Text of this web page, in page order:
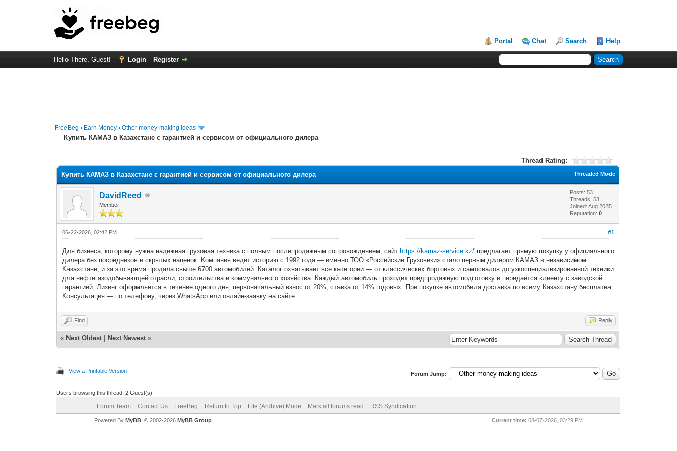
Portal Chat Search Help
Hello There, Guest! Login Register
FreeBeg › Earn Money ›Other money-making ideas
Купить КАМАЗ в Казахстане с гарантией и сервисом от официального дилера
Thread Rating:
Threaded Mode
Купить КАМАЗ в Казахстане с гарантией и сервисом от официального дилера
DavidReed
Member
Posts: 53
Threads: 53
Joined: Aug 2025
Reputation:0
#1
06-22-2026, 02:42 PM
Для бизнеса, которому нужна надёжная грузовая техника с полным послепродажным сопровождением, сайт https://kamaz-service.kz/ предлагает прямую покупку у официального
дилера без посредников и скрытых наценок. Компания ведёт историю с 1992 года — именно ТОО «Российские Грузовики» стало первым дилером КАМАЗ в независимом
Казахстане, и за это время продала свыше 6700 автомобилей. Каталог охватывает все категории — от классических бортовых и самосвалов до узкоспециализированной техники
для нефтегазодобывающей отрасли, строительства и коммунального хозяйства. Каждый автомобиль проходит предпродажную подготовку и передаётся клиенту с заводской
гарантией. Лизинг оформляется в течение одного дня, первоначальный взнос от 20%, ставка от 14% годовых. При покупке автомобиля доставка по всему Казахстану бесплатна.
Консультация — по телефону, через WhatsApp или онлайн-заявку на сайте.
Find Reply
« Next Oldest Next Newest »
View a Printable Version Forum Jump:
Users browsing this thread: 2 Guest(s)
Forum Team Contact Us FreeBeg Return to Top Lite (Archive) Mode Mark all forums read RSS Syndication
Current time: 08-07-2026, 03:29 PM
Powered By MyBB, © 2002-2026 MyBB Group.